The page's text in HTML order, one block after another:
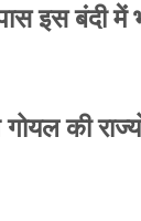
इस बंदी में
की